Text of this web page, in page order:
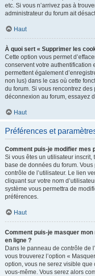
etc. Si vous n’arrivez pas à
administrateur du forum ait
Haut
À quoi sert « Supprimer les
Cette option vous permet
conservent votre authentification
permettent également
non lus) dans le cas où cette
du forum. Si vous rencontrez
déconnexion au forum, essayez
Haut
Préférences et
Comment puis-je modifier mes
Si vous êtes un utilisateur inscrit,
base de données du forum.
contrôle de l’utilisateur. Le lien
cliquant sur votre nom
système vous permettra de
préférences.
Haut
Comment puis-je masquer
en ligne ?
Dans le panneau de contrôle de
vous trouverez l’option «
option, vous ne serez visible que
vous-même. Vous serez alors